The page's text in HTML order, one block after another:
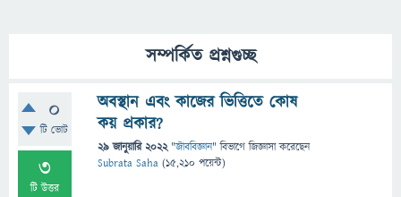
সম্পর্কিত প্রশ্নগুচ্ছ
0
টি ভোট
3
টি উত্তর
অবস্থান এবং কাজের ভিত্তিতে কোষ
কয় প্রকার?
29 জানুয়ারি 2022 "জীববিজ্ঞান" বিভাগে জিজ্ঞাসাকরেছেন
Subrata Saha (15,210 পয়েন্ট)